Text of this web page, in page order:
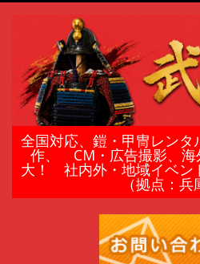
鎧
甲
全国対応、鎧・甲冑レンタ
作、 CM・広告撮影、海
大！ 社内外・地域イベン
（拠点：兵